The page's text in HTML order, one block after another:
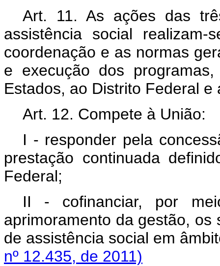
Art. 11. As ações das
assistência social
coordenação e as normas
e execução dos
Estados, ao Distrito Federal e
Art. 12. Compete à União:
I - responder pela
prestação continuada
Federal;
II - cofinanciar, por
aprimoramento da gestão,
de assistência social em
nº 12.435, de 2011)